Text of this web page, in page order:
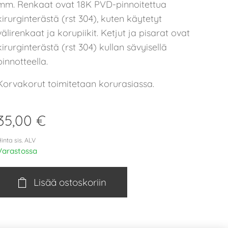
Renkaat ovat 18K PVD-pinnoitettua
(rst 304), kuten käytetyt
ja korupiikit. Ketjut ja pisarat ovat
(rst 304) kullan sävyisellä
toimitetaan korurasiassa.
€
sis. ALV
Lisää ostoskoriin